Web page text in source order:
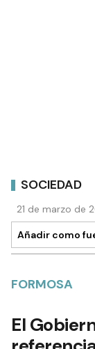
SOCIEDAD
21 de marzo de
Añadir como
FORMOSA
El